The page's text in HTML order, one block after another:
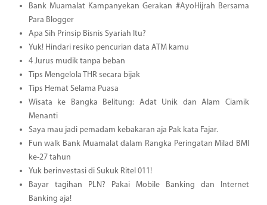
Bank Muamalat Kampanyekan Gerakan #AyoHijrah Bersama
Para Blogger
Apa Sih Prinsip Bisnis Syariah Itu?
Yuk! Hindari resiko pencurian data ATM kamu
4 Jurus mudik tanpa beban
Tips Mengelola THR secara bijak
Tips Hemat Selama Puasa
Wisata ke Bangka Belitung: Adat Unik dan Alam Ciamik
Menanti
Saya mau jadi pemadam kebakaran aja Pak kata Fajar.
Fun walk Bank Muamalat dalam Rangka Peringatan Milad BMI
ke-27 tahun
Yuk berinvestasi di Sukuk Ritel 011!
Bayar tagihan PLN? Pakai Mobile Banking dan Internet
Banking aja!